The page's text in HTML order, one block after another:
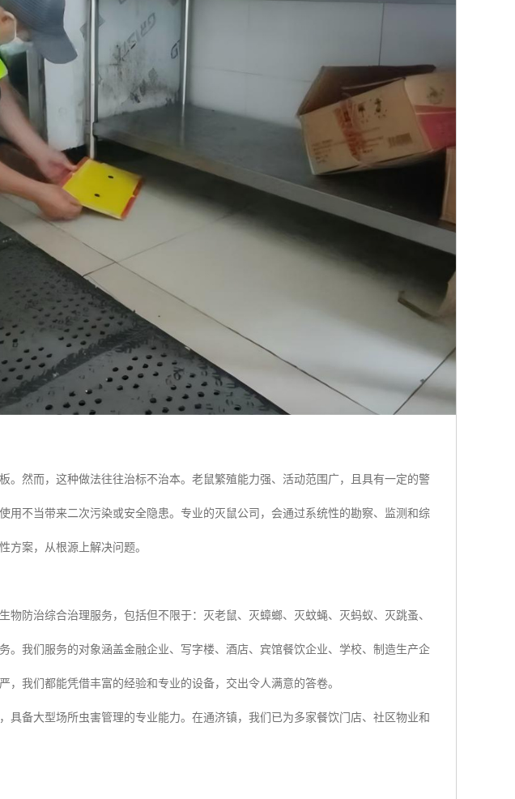
。然而，这种做法往往治标不治本。老鼠繁殖能力强、活动范围广，且具有一定的警
用不当带来二次污染或安全隐患。专业的灭鼠公司，会通过系统性的勘察、监测和综
方案，从根源上解决问题。
防治综合治理服务，包括但不限于：灭老鼠、灭蟑螂、灭蚊蝇、灭蚂蚁、灭跳蚤、
。我们服务的对象涵盖金融企业、写字楼、酒店、宾馆餐饮企业、学校、制造生产企
我们都能凭借丰富的经验和专业的设备，交出令人满意的答卷。
具备大型场所虫害管理的专业能力。在通济镇，我们已为多家餐饮门店、社区物业和